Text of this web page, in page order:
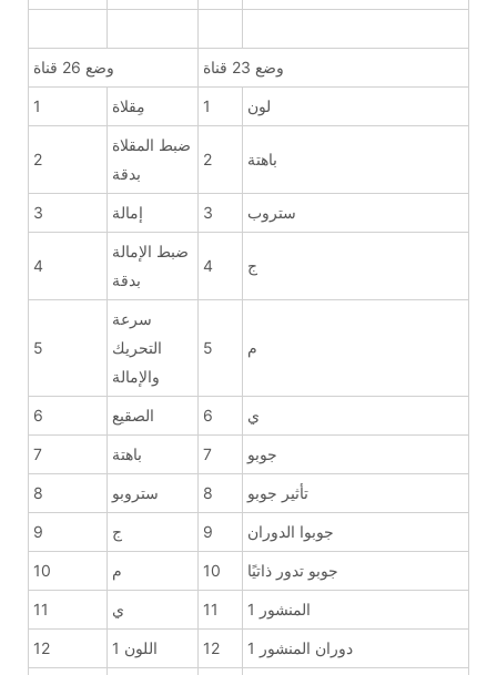
وضع 26 قناة وضع 23 قناة
1 مِقلاة 1 لون
2
ضبط المقلاة
بدقة
2 باهتة
3 إمالة 3 ستروب
4
ضبط الإمالة
بدقة
4 ج
5
سرعة
التحريك
والإمالة
5 م
6 الصقيع 6 ي
7 باهتة 7 جوبو
8 ستروبو 8 تأثير جوبو
9 ج 9 جوبوا الدوران
10 م 10 جوبو تدور ذاتيًا
11 ي 11 المنشور 1
12 اللون 1 12 دوران المنشور 1